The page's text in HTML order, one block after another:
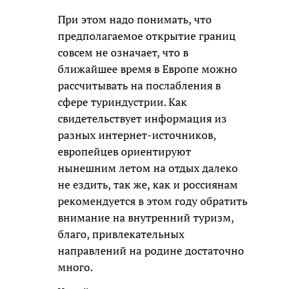
При этом надо понимать, что
предполагаемое открытие границ
совсем не означает, что в
ближайшее время в Европе можно
рассчитывать на послабления в
сфере туриндустрии. Как
свидетельствует информация из
разных интернет-источников,
европейцев ориентируют
нынешним летом на отдых далеко
не ездить, так же, как и россиянам
рекомендуется в этом году обратить
внимание на внутренний туризм,
благо, привлекательных
направлений на родине достаточно
много.